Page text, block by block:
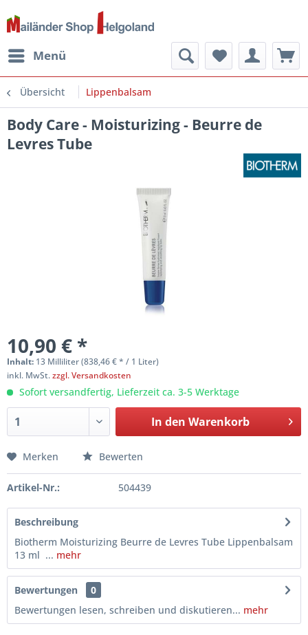
Menü
Übersicht Lippenbalsam
Body Care - Moisturizing - Beurre de
Levres Tube
10,90 € *
Inhalt: 13 Milliliter (838,46 € * / 1 Liter)
inkl. MwSt.zzgl. Versandkosten
Sofort versandfertig, Lieferzeit ca. 3-5 Werktage
In den Warenkorb
Merken Bewerten
Artikel-Nr.: 504439
Beschreibung
Biotherm Moisturizing Beurre de Levres Tube Lippenbalsam
13 ml ... mehr
Bewertungen
0
Bewertungen lesen, schreiben und diskutieren... mehr